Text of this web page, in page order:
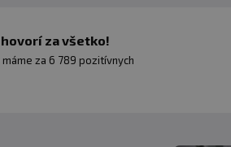
za všetko!
za 6 789 pozitívnych